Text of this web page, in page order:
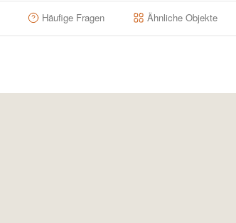
Häufige Fragen Ähnliche Objekte